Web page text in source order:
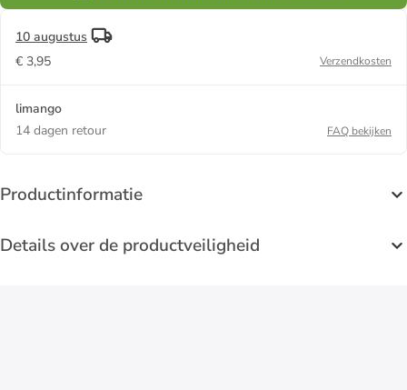
10 augustus
€ 3,95
Verzendkosten
limango
14 dagen retour
FAQ bekijken
Productinformatie
Details over de productveiligheid